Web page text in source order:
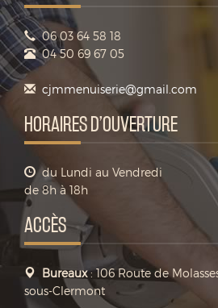
06 03 64 58 18
04 50 69 67 05
cjmmenuiserie@gmail.com
HORAIRES D’OUVERTURE
du Lundi au Vendredi
de 8h à 18h
ACCÈS
Bureaux: 106 Route de
sous-Clermont